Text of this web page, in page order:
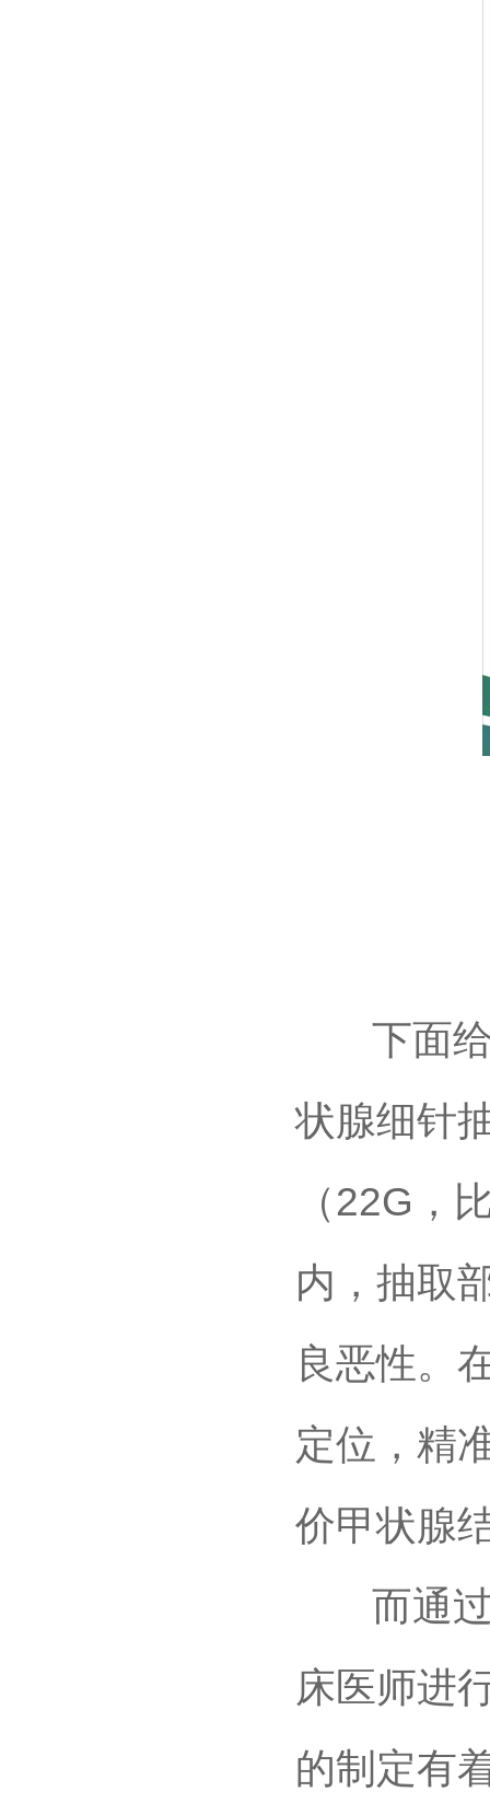
下面给
状腺细针
（22G，
内，抽取
良恶性。
定位，精
价甲状腺
而通过
床医师进
的制定有